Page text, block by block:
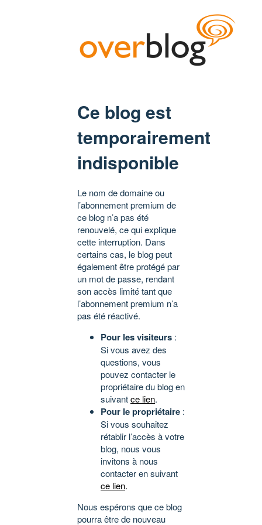
Ce blog est
temporairement
indisponible
Le nom de domaine ou
l’abonnement premium de
ce blog n’a pas été
renouvelé, ce qui explique
cette interruption. Dans
certains cas, le blog peut
également être protégé par
un mot de passe, rendant
son accès limité tant que
l’abonnement premium n’a
pas été réactivé.
Pour les visiteurs :
Si vous avez des
questions, vous
pouvez contacter le
propriétaire du blog en
suivantce lien.
Pour le propriétaire :
Si vous souhaitez
rétablir l’accès à votre
blog, nous vous
invitons à nous
contacter en suivant
ce lien.
Nous espérons que ce blog
pourra être de nouveau